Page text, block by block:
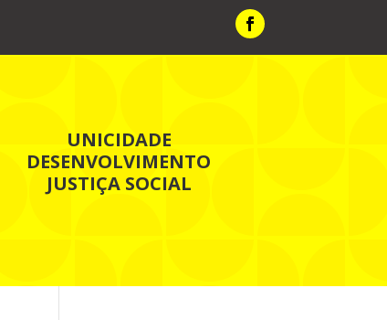
UNICIDADE
DESENVOLVIMENTO
JUSTIÇA SOCIAL